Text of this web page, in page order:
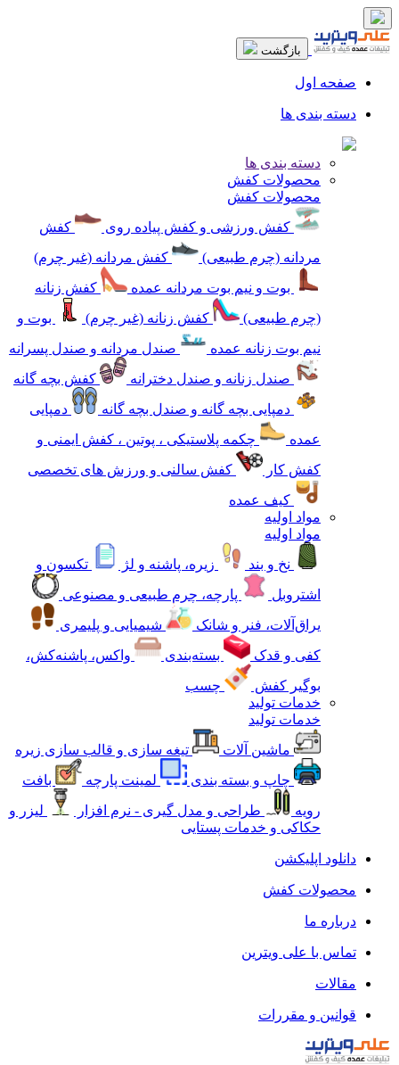
بازگشت
صفحه اول
دسته بندی ها
دسته بندی ها
محصولات کفش
محصولات کفش
کفش ورزشی و کفش پیاده روی
کفش
مردانه (چرم طبیعی)
کفش مردانه (غیر چرم)
بوت و نیم بوت مردانه عمده
کفش زنانه
(چرم طبیعی)
کفش زنانه (غیر چرم)
بوت و
نیم بوت زنانه عمده
صندل مردانه و صندل پسرانه
صندل زنانه و صندل دخترانه
کفش بچه گانه
دمپایی بچه گانه و صندل بچه گانه
دمپایی
عمده
چکمه پلاستیکی ، پوتین ، کفش ایمنی و
کفش کار
کفش سالنی و ورزش های تخصصی
کیف عمده
مواد اولیه
مواد اولیه
نخ و بند
زیره، پاشنه و لژ
تکسون و
اشتروبل
پارچه، چرم طبیعی و مصنوعی
یراق‌آلات، فنر و شانک
شیمیایی و پلیمری
کفی و قدک
بسته‌بندی
واکس، پاشنه‌کش،
بوگیر کفش
چسب
خدمات تولید
خدمات تولید
ماشین آلات
تیغه سازی و قالب سازی زیره
چاپ و بسته بندی
لمینت پارچه
بافت
رویه
طراحی و مدل گیری - نرم افزار
لیزر و
حکاکی و خدمات پستایی
دانلود اپلیکشن
محصولات کفش
درباره ما
تماس با علی ویترین
مقالات
قوانین و مقررات